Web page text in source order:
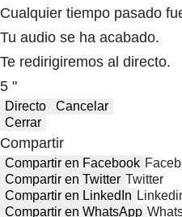
Cualquier tiempo pasado
Tu audio se ha acabado.
Te redirigiremos al directo.
5 "
Directo
Cancelar
Cerrar
Compartir
Compartir en Facebook
Compartir en Twitter Twitter
Compartir en LinkedIn
Compartir en WhatsApp